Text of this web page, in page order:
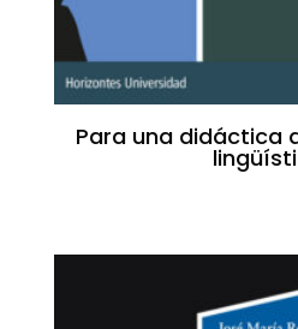
Para una didáctica